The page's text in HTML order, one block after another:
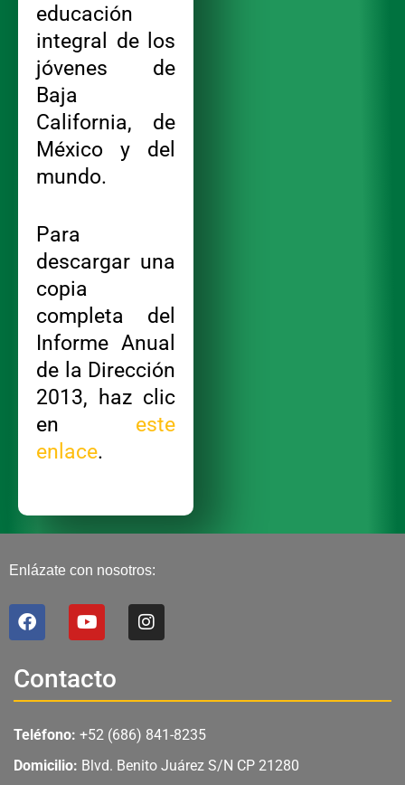
educación
integral de los
jóvenes de
Baja
California, de
México y del
mundo.
Para
descargar una
copia
completa del
Informe Anual
de la Dirección
2013, haz clic
en este
enlace.
Enlázate con nosotros:
F
a
e
b
o
k
Y
o
u
b
I
n
g
a
m
Contacto
Teléfono: +52 (686) 841-8235
Domicilio: Blvd. Benito Juárez S/N CP 21280